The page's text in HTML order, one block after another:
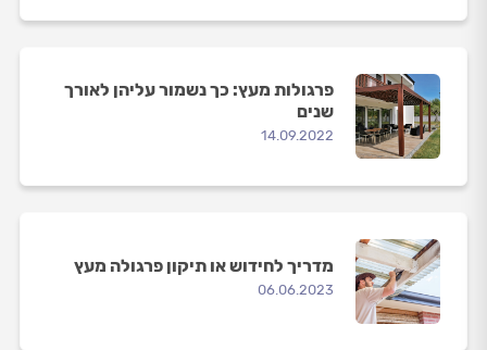
פרגולות מעץ: כך נשמור עליהן לאורך
שנים
14.09.2022
מדריך לחידוש או תיקון פרגולה מעץ
06.06.2023